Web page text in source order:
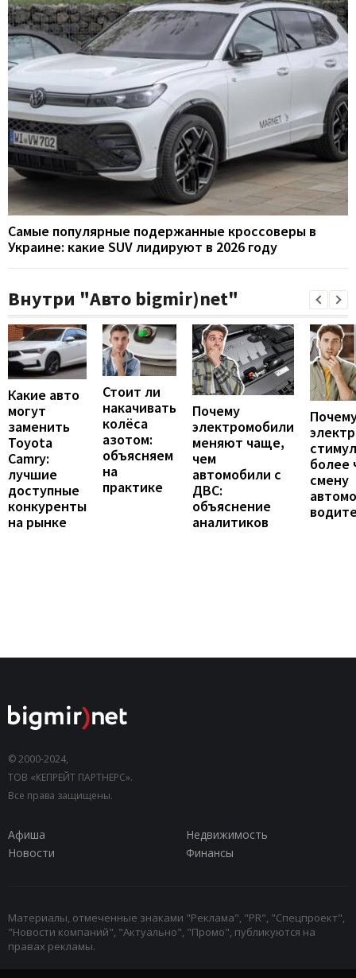
Самые популярные подержанные кроссоверы в
Украине: какие SUV лидируют в 2026 году
Внутри "Авто bigmir)net"
Какие авто
могут
заменить
Toyota
Camry:
лучшие
доступные
конкуренты
на рынке
Стоит ли
накачивать
колёса
азотом:
объясняем
на
практике
Почему
электромобили
меняют чаще,
чем
автомобили с
ДВС:
объяснение
аналитиков
более
смену
© 2000-2024,
ТОВ «КЕПРЕЙТ ПАРТНЕРС».
Все права защищены.
Афиша
Недвижимость
Новости
Финансы
Материалы, отмеченные знаками "Реклама", "PR", "Спецпроект",
"Новости компаний", "Актуально", "Промо", публикуются на
правах рекламы.